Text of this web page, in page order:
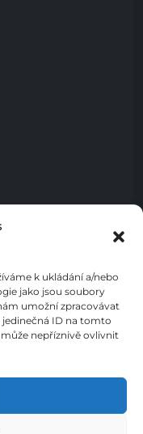
k ukládání a/nebo
jako jsou soubory
umožní zpracovávat
jedinečná ID na tomto
nepříznivě ovlivnit